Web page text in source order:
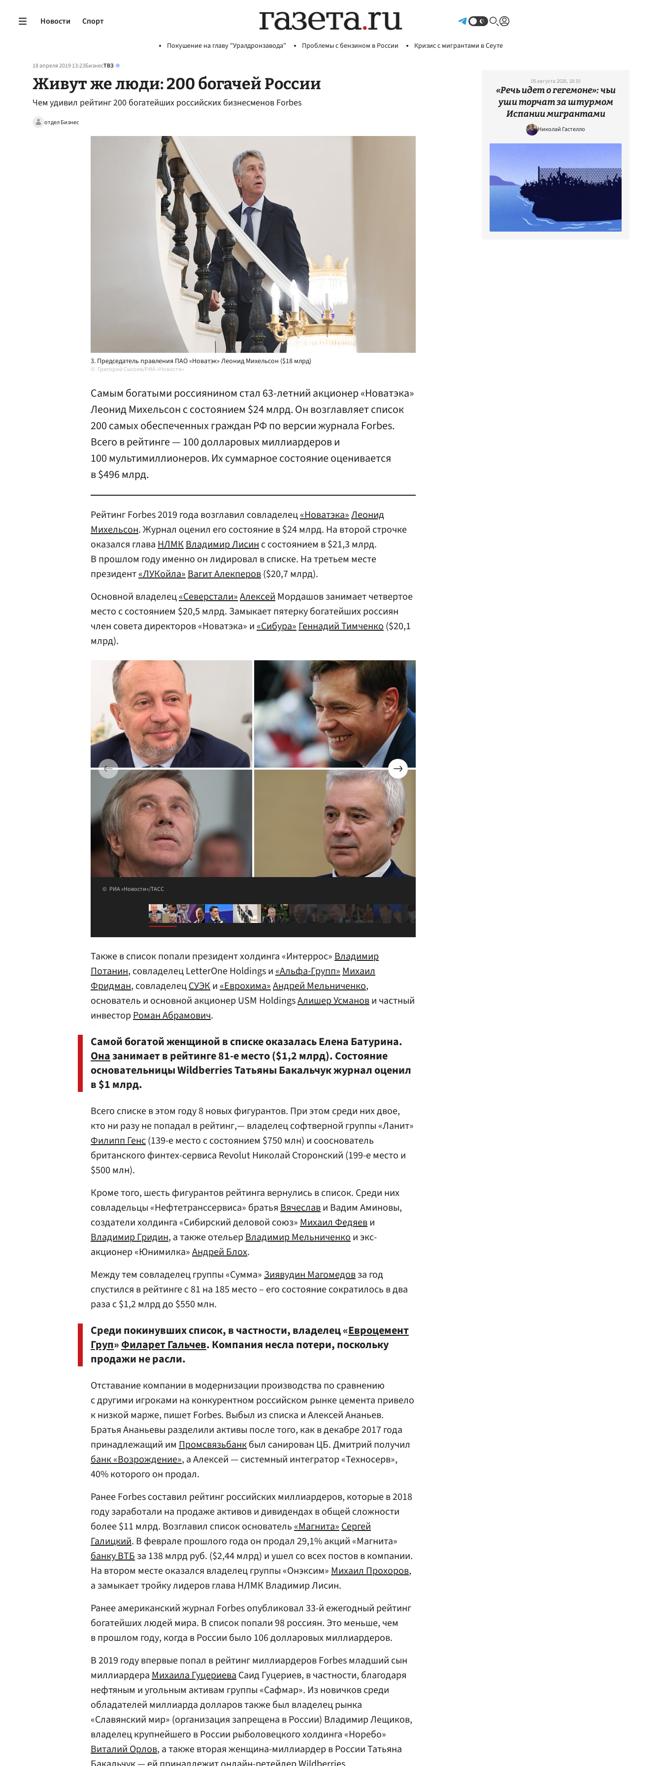
Новости Спорт
Покушение на главу "Уралдронзавода" Проблемы с бензином в России Кризис с мигрантами в Сеуте
18 апреля 2019 13:23БизнесТВЗ
Живут же люди: 200 богачей России
Чем удивил рейтинг 200 богатейших российских бизнесменов Forbes
отдел Бизнес
3. Председатель правления ПАО «Новатэк» Леонид Михельсон ($18 млрд)
Григорий Сысоев/РИА «Новости»
Самым богатыми россиянином стал 63-летний акционер «Новатэка»
Леонид Михельсон с состоянием $24 млрд. Он возглавляет список
200 самых обеспеченных граждан РФ по версии журнала Forbes.
Всего в рейтинге — 100 долларовых миллиардеров и
100 мультимиллионеров. Их суммарное состояние оценивается
в $496 млрд.
Рейтинг Forbes 2019 года возглавил совладелец«Новатэка»Леонид
Михельсон. Журнал оценил его состояние в $24 млрд. На второй строчке
оказался главаНЛМКВладимир Лисинс состоянием в $21,3 млрд.
В прошлом году именно он лидировал в списке. На третьем месте
президент«ЛУКойла»Вагит Алекперов($20,7 млрд).
Основной владелец«Северстали»АлексейМордашов занимает четвертое
место с состоянием $20,5 млрд. Замыкает пятерку богатейших россиян
член совета директоров «Новатэка» и«Сибура»Геннадий Тимченко($20,1
млрд).
РИА «Новости»/ТАСС
Также в список попали президент холдинга «Интеррос»Владимир
Потанин, совладелец LetterOne Holdings и«Альфа-Групп»Михаил
Фридман, совладелецСУЭКи«Еврохима»Андрей Мельниченко,
основатель и основной акционер USM HoldingsАлишер Усманови частный
инвесторРоман Абрамович.
Самой богатой женщиной в списке оказалась Елена Батурина.
Оназанимает в рейтинге 81-е место ($1,2 млрд). Состояние
основательницы Wildberries Татьяны Бакальчук журнал оценил
в $1 млрд.
Всего списке в этом году 8 новых фигурантов. При этом среди них двое,
кто ни разу не попадал в рейтинг,— владелец софтверной группы «Ланит»
Филипп Генс(139-е место с состоянием $750 млн) и сооснователь
британского финтех-сервиса Revolut Николай Сторонский (199-е место и
$500 млн).
Кроме того, шесть фигурантов рейтинга вернулись в список. Среди них
совладельцы «Нефтетранссервиса» братьяВячеслави Вадим Аминовы,
создатели холдинга «Сибирский деловой союз»Михаил Федяеви
Владимир Гридин, а также отельерВладимир Мельниченкои экс-
акционер «Юнимилка»Андрей Блох.
Между тем совладелец группы «Сумма»Зиявудин Магомедовза год
спустился в рейтинге с 81 на 185 место – его состояние сократилось в два
раза с $1,2 млрд до $550 млн.
Среди покинувших список, в частности, владелец «Евроцемент
Груп»Филарет Гальчев. Компания несла потери, поскольку
продажи не расли.
Отставание компании в модернизации производства по сравнению
с другими игроками на конкурентном российском рынке цемента привело
к низкой марже, пишет Forbes. Выбыл из списка и Алексей Ананьев.
Братья Ананьевы разделили активы после того, как в декабре 2017 года
принадлежащий им Промсвязьбанкбыл санирован ЦБ. Дмитрий получил
банк «Возрождение», а Алексей — системный интегратор «Техносерв»,
40% которого он продал.
Ранее Forbes составил рейтинг российских миллиардеров, которые в 2018
году заработали на продаже активов и дивидендах в общей сложности
более $11 млрд. Возглавил список основатель«Магнита»Сергей
Галицкий. В феврале прошлого года он продал 29,1% акций «Магнита»
банку ВТБза 138 млрд руб. ($2,44 млрд) и ушел со всех постов в компании.
На втором месте оказался владелец группы «Онэксим»Михаил Прохоров,
а замыкает тройку лидеров глава НЛМК Владимир Лисин.
Ранее американский журнал Forbes опубликовал 33-й ежегодный рейтинг
богатейших людей мира. В список попали 98 россиян. Это меньше, чем
в прошлом году, когда в России было 106 долларовых миллиардеров.
В 2019 году впервые попал в рейтинг миллиардеров Forbes младший сын
миллиардераМихаила ГуцериеваСаид Гуцериев, в частности, благодаря
нефтяным и угольным активам группы «Сафмар». Из новичков среди
обладателей миллиарда долларов также был владелец рынка
«Славянский мир» (организация запрещена в России) Владимир Лещиков,
владелец крупнейшего в России рыболовецкого холдинга «Норебо»
Виталий Орлов, а также вторая женщина-миллиардер в России Татьяна
05 августа 2026, 18:10
«Речь идет о гегемоне»: чьи
уши торчат за штурмом
Испании мигрантами
Николай Гастелло